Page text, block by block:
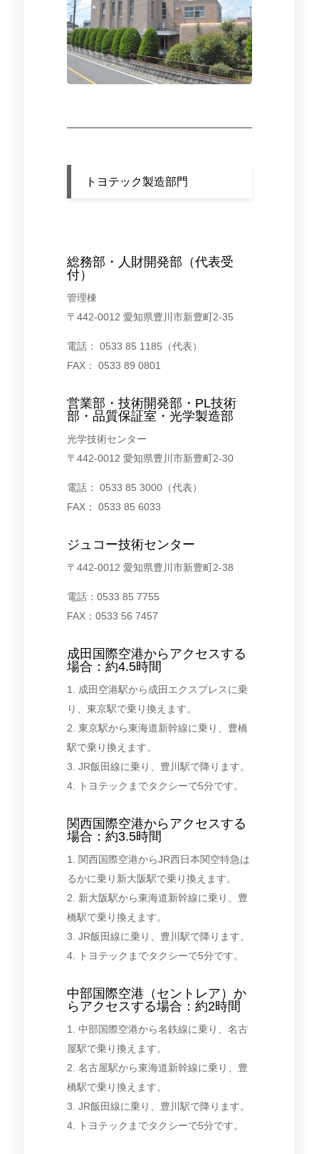
トヨテック製造部門
総務部・人財開発部（代表受
付）
管理棟
〒442-0012 愛知県豊川市新豊町2-35
電話： 0533 85 1185（代表）
FAX： 0533 89 0801
営業部・技術開発部・PL技術
部・品質保証室・光学製造部
光学技術センター
〒442-0012 愛知県豊川市新豊町2-30
電話： 0533 85 3000（代表）
FAX： 0533 85 6033
ジュコー技術センター
〒442-0012 愛知県豊川市新豊町2-38
電話：0533 85 7755
FAX：0533 56 7457
成田国際空港からアクセスする
場合：約4.5時間
1. 成田空港駅から成田エクスプレスに乗
り、東京駅で乗り換えます。
2. 東京駅から東海道新幹線に乗り、豊橋
駅で乗り換えます。
3. JR飯田線に乗り、豊川駅で降ります。
4. トヨテックまでタクシーで5分です。
関西国際空港からアクセスする
場合：約3.5時間
1. 関西国際空港からJR西日本関空特急は
るかに乗り新大阪駅で乗り換えます。
2. 新大阪駅から東海道新幹線に乗り、豊
橋駅で乗り換えます。
3. JR飯田線に乗り、豊川駅で降ります。
4. トヨテックまでタクシーで5分です。
中部国際空港（セントレア）か
らアクセスする場合：約2時間
1. 中部国際空港から名鉄線に乗り、名古
屋駅で乗り換えます。
2. 名古屋駅から東海道新幹線に乗り、豊
橋駅で乗り換えます。
3. JR飯田線に乗り、豊川駅で降ります。
4. トヨテックまでタクシーで5分です。